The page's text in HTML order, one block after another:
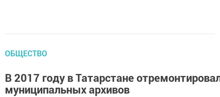
ОБЩЕСТВО
В 2017 году в Татарстане
муниципальных архивов